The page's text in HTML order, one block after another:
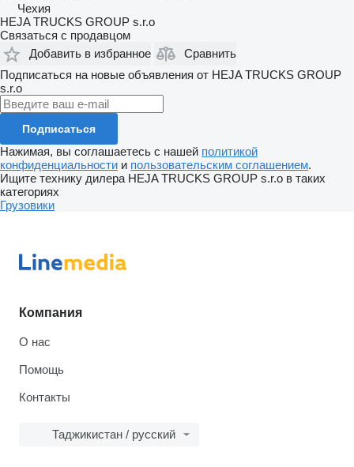
Чехия
HEJA TRUCKS GROUP s.r.o
Связаться с продавцом
Добавить в избранное
Сравнить
Подписаться на новые объявления от HEJA TRUCKS GROUP
s.r.o
Подписаться
Нажимая, вы соглашаетесь с нашей политикой
конфиденциальности и пользовательским соглашением.
Ищите технику дилера HEJA TRUCKS GROUP s.r.o в таких
категориях
Грузовики
Компания
О нас
Помощь
Контакты
Таджикистан / русский